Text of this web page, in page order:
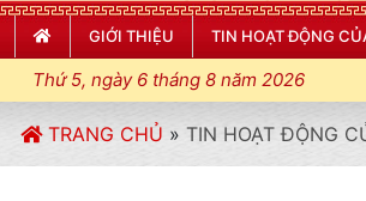
GIỚI THIỆU TIN HOẠT ĐỘNG
Thứ 5, ngày 6 tháng 8 năm 2026
TRANG CHỦ » TIN HOẠT ĐỘNG